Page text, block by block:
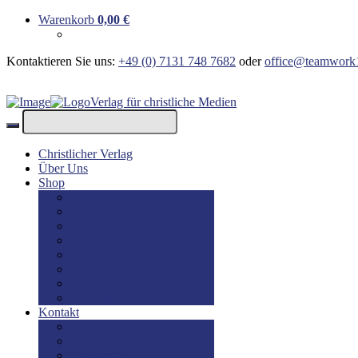
Warenkorb 0,00 €
Kontaktieren Sie uns: +49 (0) 7131 748 7682 oder
Verlag für christliche Medien
Christlicher Verlag
Über Uns
Shop
Kontakt